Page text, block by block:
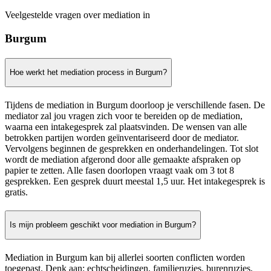
Veelgestelde vragen over mediation in
Burgum
Hoe werkt het mediation process in Burgum?
Tijdens de mediation in Burgum doorloop je verschillende fasen. De
mediator zal jou vragen zich voor te bereiden op de mediation,
waarna een intakegesprek zal plaatsvinden. De wensen van alle
betrokken partijen worden geïnventariseerd door de mediator.
Vervolgens beginnen de gesprekken en onderhandelingen. Tot slot
wordt de mediation afgerond door alle gemaakte afspraken op
papier te zetten. Alle fasen doorlopen vraagt vaak om 3 tot 8
gesprekken. Een gesprek duurt meestal 1,5 uur. Het intakegesprek is
gratis.
Is mijn probleem geschikt voor mediation in Burgum?
Mediation in Burgum kan bij allerlei soorten conflicten worden
toegepast. Denk aan: echtscheidingen, familieruzies, burenruzies,